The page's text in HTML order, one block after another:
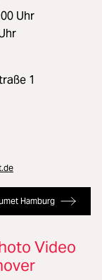
Uhr
1
Hamburg
Video